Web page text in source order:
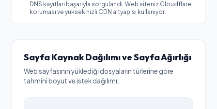
DNS kayıtları başarıyla sorgulandı. Web siteniz Cloudflare
koruması ve yüksek hızlı CDN altyapısı kullanıyor.
Sayfa Kaynak Dağılımı ve Sayfa Ağırlığı
Web sayfasının yüklediği dosyaların türlerine göre
tahmini boyut ve istek dağılımı.